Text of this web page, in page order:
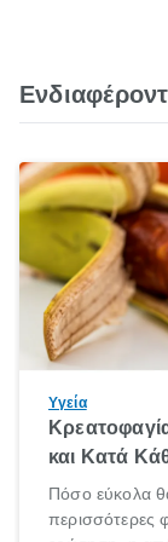
Υγεία
και Κατά
Πόσο εύκολα
περισσότερες